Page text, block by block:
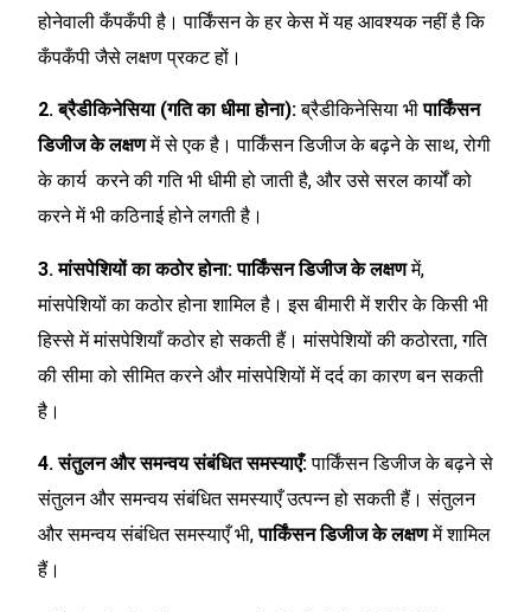
होनेवाली कँपकँपी है। पार्किंसन के हर केस में यह आवश्यक नहीं है कि
कँपकँपी जैसे लक्षण प्रकट हों।
2. ब्रैडीकिनेसिया (गति का धीमा होना):ब्रैडीकिनेसिया भीपार्किंसन
डिजीज के लक्षणमें से एक है। पार्किंसन डिजीज के बढ़ने के साथ, रोगी
के कार्य करने की गति भी धीमी हो जाती है, और उसे सरल कार्यों को
करने में भी कठिनाई होने लगती है।
3. मांसपेशियों का कठोर होना: पार्किंसन डिजीज के लक्षणमें,
मांसपेशियों का कठोर होना शामिल है। इस बीमारी में शरीर के किसी भी
हिस्से में मांसपेशियाँ कठोर हो सकती हैं। मांसपेशियों की कठोरता, गति
की सीमा को सीमित करने और मांसपेशियों में दर्द का कारण बन सकती
है।
4. संतुलन और समन्वय संबंधित समस्याएँ:पार्किंसन डिजीज के बढ़ने से
संतुलन और समन्वय संबंधित समस्याएँ उत्पन्न हो सकती हैं। संतुलन
और समन्वय संबंधित समस्याएँ भी,पार्किंसन डिजीज के लक्षणमें शामिल
हैं।